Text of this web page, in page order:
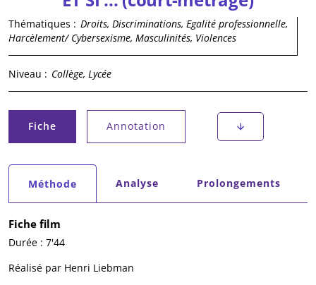
Thématiques : Droits, Discriminations, Egalité professionnelle,
Harcèlement/ Cybersexisme, Masculinités, Violences
Niveau : Collège, Lycée
Onglets principaux
Fiche
(onglet actif) Annotation
Onglets secondaires
Méthode
(onglet actif) Analyse Prolongements
Fiche film
Durée : 7'44
Réalisé par Henri Liebman